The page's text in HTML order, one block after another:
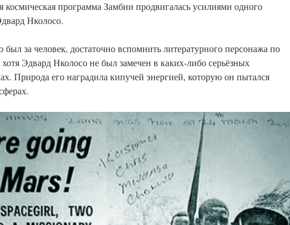
космическая программа Замбии продвигалась усилиями одного
Нколосо.
был за человек, достаточно вспомнить литературного персонажа по
Эдвард Нколосо не был замечен в каких-либо серьёзных
Природа его наградила кипучей энергией, которую он пытался